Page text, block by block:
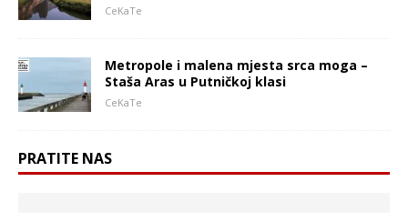
CeKaTe
Metropole i malena mjesta srca moga –
Staša Aras u Putničkoj klasi
CeKaTe
PRATITE NAS